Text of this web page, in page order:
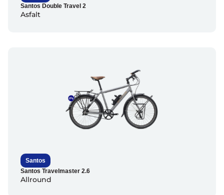
Santos Double Travel 2
Asfalt
Santos
Santos Travelmaster 2.6
Allround